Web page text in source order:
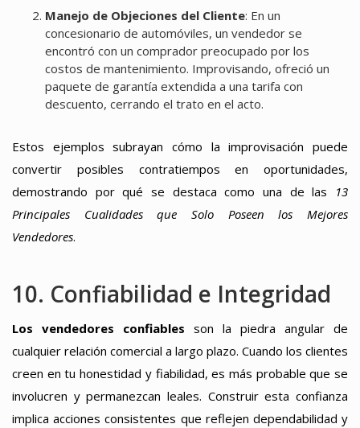
Manejo de Objeciones del Cliente: En un
concesionario de automóviles, un vendedor se
encontró con un comprador preocupado por los
costos de mantenimiento. Improvisando, ofreció un
paquete de garantía extendida a una tarifa con
descuento, cerrando el trato en el acto.
Estos ejemplos subrayan cómo la improvisación puede
convertir posibles contratiempos en oportunidades,
demostrando por qué se destaca como una de las 13
Principales Cualidades que Solo Poseen los Mejores
Vendedores.
10. Confiabilidad e Integridad
Los vendedores confiables son la piedra angular de
cualquier relación comercial a largo plazo. Cuando los clientes
creen en tu honestidad y fiabilidad, es más probable que se
involucren y permanezcan leales. Construir esta confianza
implica acciones consistentes que reflejen dependabilidad y